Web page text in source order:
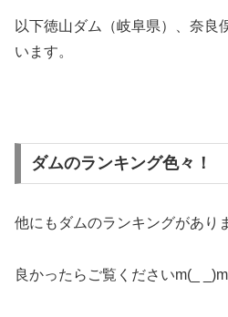
以下徳山ダム（岐阜県）、奈良
います。
ダムのランキング色々！
他にもダムのランキングがあり
良かったらご覧くださいm(_ _)m